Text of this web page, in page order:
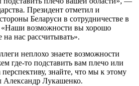
Президент отметил и
Беларуси в сотрудничестве в
«Наши возможности вы хорошо
нас рассчитывать».
неплохо знаете возможности
где-то подставить вам плечо или
перспективу, знайте, что мы к этому
Лукашенко.